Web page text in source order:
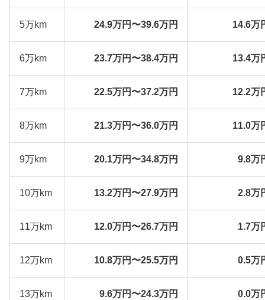
5万km 24.9万円〜39.6万円 14.6万
6万km 23.7万円〜38.4万円 13.4万
7万km 22.5万円〜37.2万円 12.2万
8万km 21.3万円〜36.0万円 11.0万
9万km 20.1万円〜34.8万円 9.8万
10万km 13.2万円〜27.9万円 2.8万
11万km 12.0万円〜26.7万円 1.7万
12万km 10.8万円〜25.5万円 0.5万
13万km 9.6万円〜24.3万円 0.0万